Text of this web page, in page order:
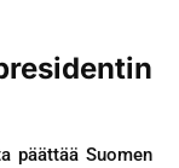
päättää Suomen